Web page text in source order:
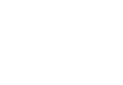
server o reti
scopo militare,
di armi,
o produzione di
o biologiche;